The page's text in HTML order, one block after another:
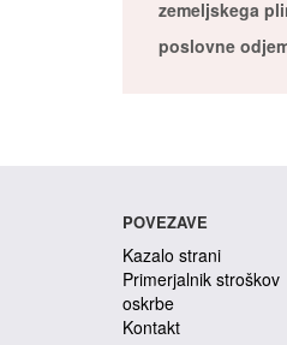
zemeljskega
poslovne
POVEZAVE
Kazalo strani
Primerjalnik stroškov
oskrbe
Kontakt